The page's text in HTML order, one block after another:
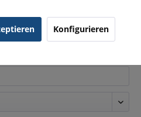
100 mm Länge
Konfigurieren